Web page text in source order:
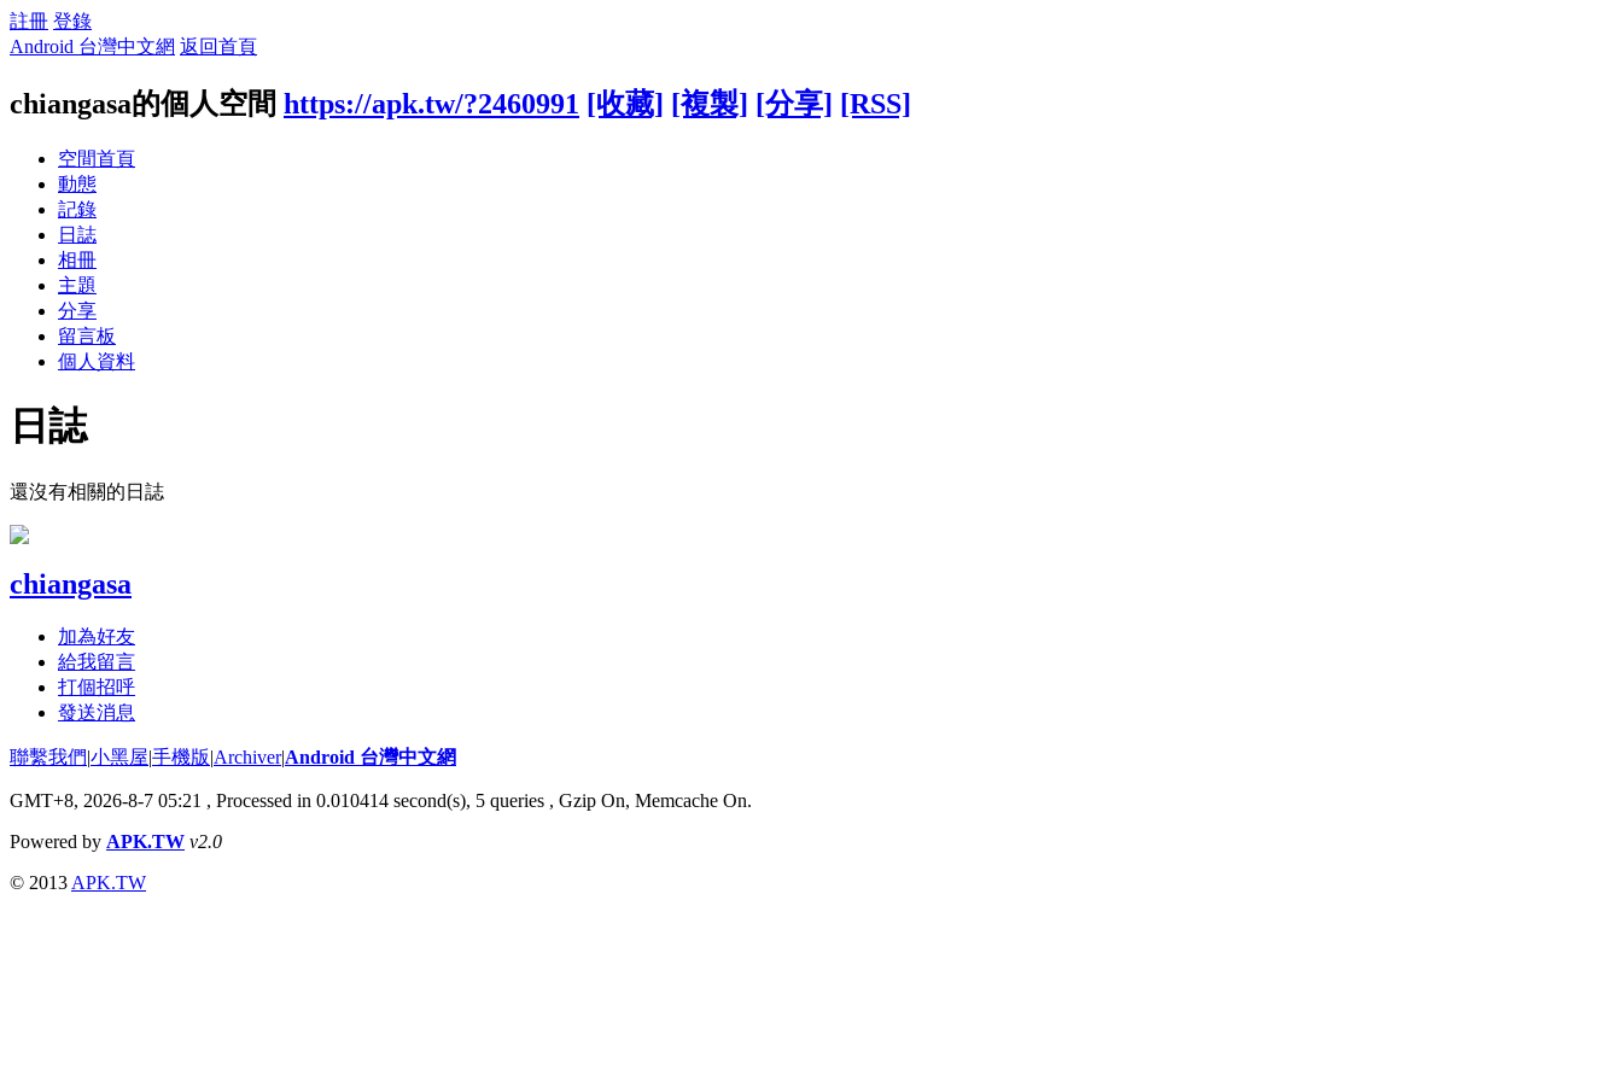
註冊 登錄
Android 台灣中文網 返回首頁
chiangasa的個人空間 https://apk.tw/?2460991 [收藏] [複製] [分享] [RSS]
空間首頁
動態
記錄
日誌
相冊
主題
分享
留言板
個人資料
日誌
還沒有相關的日誌
chiangasa
加為好友
給我留言
打個招呼
發送消息
聯繫我們|小黑屋|手機版|Archiver|Android 台灣中文網
GMT+8, 2026-8-7 05:21 , Processed in 0.010414 second(s), 5 queries , Gzip On, Memcache On.
Powered by APK.TW v2.0
© 2013 APK.TW